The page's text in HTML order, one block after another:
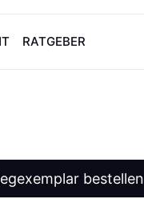
RATGEBER
bestellen